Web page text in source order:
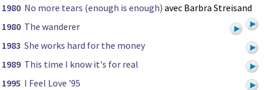
1980 No more tears (enough is enough) avec Barbra Streisand
1980 The wanderer
1983 She works hard for the money
1989 This time I know it's for real
1995 I Feel Love '95